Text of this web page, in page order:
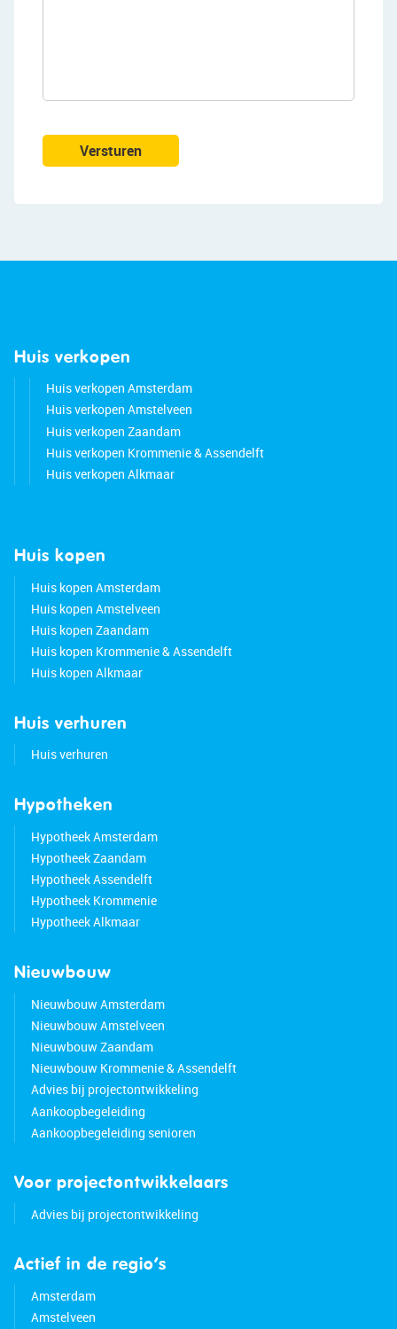
Versturen
Huis verkopen
Huis verkopen Amsterdam
Huis verkopen Amstelveen
Huis verkopen Zaandam
Huis verkopen Krommenie & Assendelft
Huis verkopen Alkmaar
Huis kopen
Huis kopen Amsterdam
Huis kopen Amstelveen
Huis kopen Zaandam
Huis kopen Krommenie & Assendelft
Huis kopen Alkmaar
Huis verhuren
Huis verhuren
Hypotheken
Hypotheek Amsterdam
Hypotheek Zaandam
Hypotheek Assendelft
Hypotheek Krommenie
Hypotheek Alkmaar
Nieuwbouw
Nieuwbouw Amsterdam
Nieuwbouw Amstelveen
Nieuwbouw Zaandam
Nieuwbouw Krommenie & Assendelft
Advies bij projectontwikkeling
Aankoopbegeleiding
Aankoopbegeleiding senioren
Voor projectontwikkelaars
Advies bij projectontwikkeling
Actief in de regio’s
Amsterdam
Amstelveen